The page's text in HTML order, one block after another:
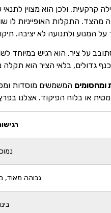
קרקעית, ולכן הוא מצוין
מהצד. התקלות האופייניות לו
המנוע ולתנועה לא יציבה.
על ציר. הוא רגיש במיוחד
גדולים, בלאי הציר הוא
ומחסומים המשמשים מוסדות
או בלוח הפיקוד. אצלנו
גבוהה מאוד,